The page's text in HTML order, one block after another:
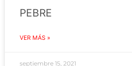
PEBRE
VER MÁS »
septiembre 15, 2021